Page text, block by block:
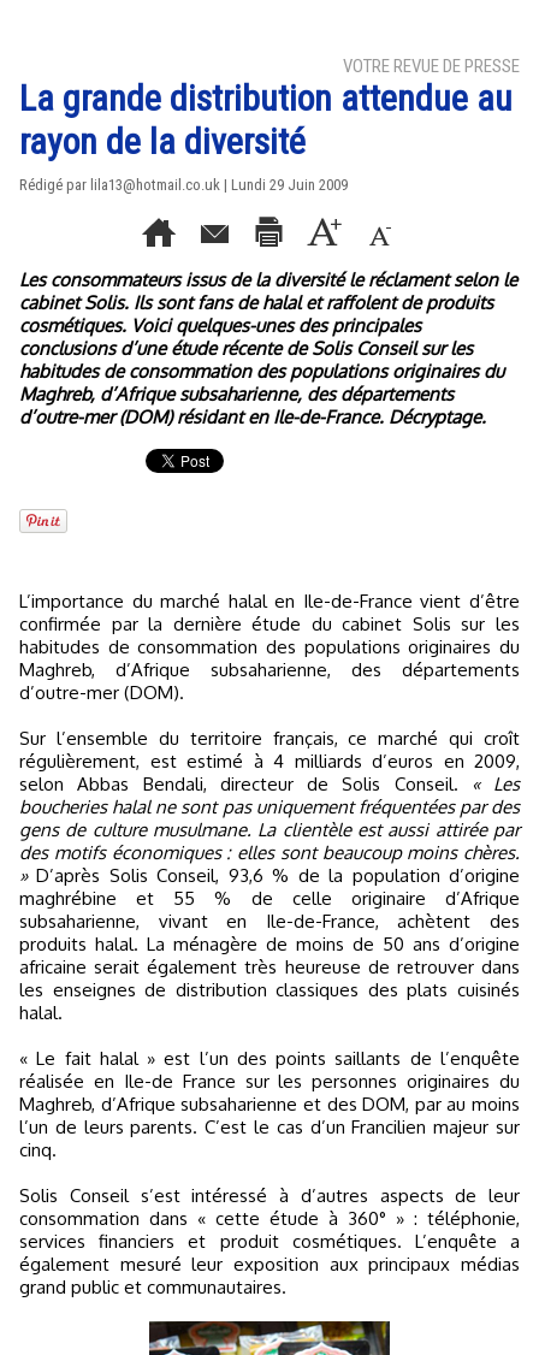
VOTRE REVUE DE PRESSE
La grande distribution attendue au
rayon de la diversité
Rédigé par lila13@hotmail.co.uk | Lundi 29 Juin 2009
Les consommateurs issus de la diversité le réclament selon le
cabinet Solis. Ils sont fans de halal et raffolent de produits
cosmétiques. Voici quelques-unes des principales
conclusions d’une étude récente de Solis Conseil sur les
habitudes de consommation des populations originaires du
Maghreb, d’Afrique subsaharienne, des départements
d’outre-mer (DOM) résidant en Ile-de-France. Décryptage.
L’importance du marché halal en Ile-de-France vient d’être
confirmée par la dernière étude du cabinet Solis sur les
habitudes de consommation des populations originaires du
Maghreb, d’Afrique subsaharienne, des départements
d’outre-mer (DOM).
Sur l’ensemble du territoire français, ce marché qui croît
régulièrement, est estimé à 4 milliards d’euros en 2009,
selon Abbas Bendali, directeur de Solis Conseil.
« Les
boucheries halal ne sont pas uniquement fréquentées par des
gens de culture musulmane. La clientèle est aussi attirée par
des motifs économiques : elles sont beaucoup moins chères.
»D’après Solis Conseil, 93,6 % de la population d’origine
maghrébine et 55 % de celle originaire d’Afrique
subsaharienne, vivant en Ile-de-France, achètent des
produits halal. La ménagère de moins de 50 ans d’origine
africaine serait également très heureuse de retrouver dans
les enseignes de distribution classiques des plats cuisinés
halal.
« Le fait halal » est l’un des points saillants de l’enquête
réalisée en Ile-de France sur les personnes originaires du
Maghreb, d’Afrique subsaharienne et des DOM, par au moins
l’un de leurs parents. C’est le cas d’un Francilien majeur sur
cinq.
Solis Conseil s’est intéressé à d’autres aspects de leur
consommation dans « cette étude à 360° » : téléphonie,
services financiers et produit cosmétiques. L’enquête a
également mesuré leur exposition aux principaux médias
grand public et communautaires.